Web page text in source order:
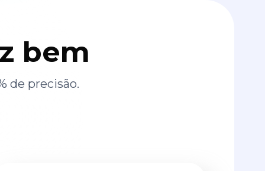
bem
de precisão.